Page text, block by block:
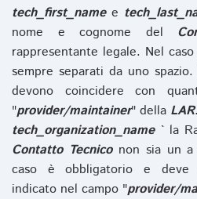
tech_first_namee
nome e cognome del
rappresentante legale. Nel
sempre separati da uno
devono coincidere con
"provider/maintainer" della LAR.
tech_organization_name` la
Contatto Tecniconon sia un a
caso è obbligatorio e deve
indicato nel campo "provider/